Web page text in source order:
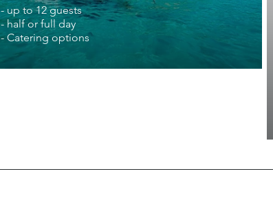
- up to 12 guests
- half or full day
- Catering options